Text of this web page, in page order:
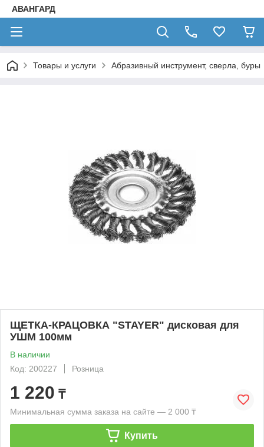
АВАНГАРД
Товары и услуги Абразивный инструмент, сверла, буры
ЩЕТКА-КРАЦОВКА "STAYER" дисковая для
УШМ 100мм
В наличии
Код: 200227
Розница
1 220 ₸
Минимальная сумма заказа на сайте — 2 000 ₸
Купить